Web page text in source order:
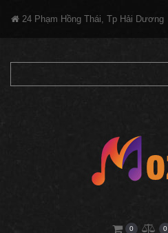
 24 Phạm Hồng Thái, Tp Hải Dương
0 0